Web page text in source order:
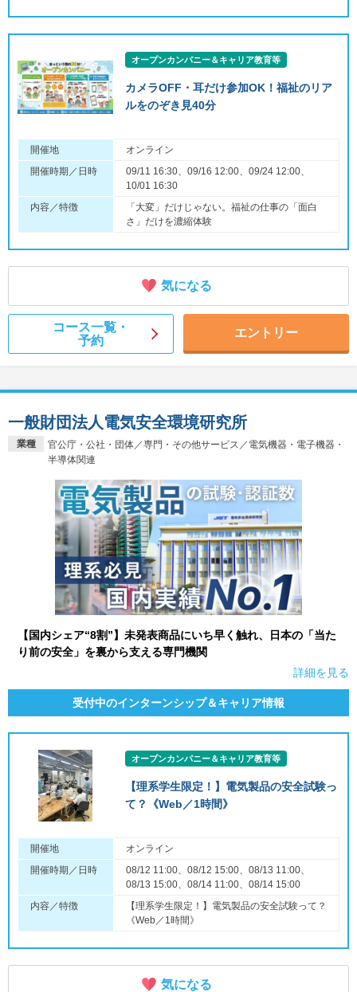
オープンカンパニー＆キャリア教育等
カメラOFF・耳だけ参加OK！福祉のリア
ルをのぞき見40分
開催地
オンライン
開催時期／日時
09/11 16:30、09/16 12:00、09/24 12:00、
10/01 16:30
内容／特徴
「大変」だけじゃない。福祉の仕事の「面白
さ」だけを濃縮体験
気になる
コース一覧・
予約
エントリー
業種
官公庁・公社・団体／専門・その他サービス／電気機器・電子機器・
半導体関連
一般財団法人電気安全環境研究所
【国内シェア“8割”】未発表商品にいち早く触れ、日本の「当た
り前の安全」を裏から支える専門機関
詳細を見る
受付中のインターンシップ＆キャリア情報
オープンカンパニー＆キャリア教育等
【理系学生限定！】電気製品の安全試験っ
て？《Web／1時間》
開催地
オンライン
開催時期／日時
08/12 11:00、08/12 15:00、08/13 11:00、
08/13 15:00、08/14 11:00、08/14 15:00
内容／特徴
【理系学生限定！】電気製品の安全試験って？
《Web／1時間》
気になる